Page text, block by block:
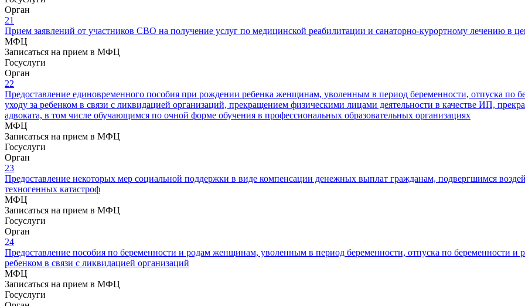
Орган
21
Прием заявлений от участников СВО на получение услуг по медицинской реабилитации и санаторно-курортному лечению в
МФЦ
Записаться на прием в МФЦ
Госуслуги
Орган
22
Предоставление единовременного пособия при рождении ребенка женщинам, уволенным в период беременности, отпуска по
уходу за ребенком в связи с ликвидацией организаций, прекращением физическими лицами деятельности в качестве ИП,
адвоката, в том числе обучающимся по очной форме обучения в профессиональных образовательных организациях
МФЦ
Записаться на прием в МФЦ
Госуслуги
Орган
23
Предоставление некоторых мер социальной поддержки в виде компенсации денежных выплат гражданам, подвергшимся
техногенных катастроф
МФЦ
Записаться на прием в МФЦ
Госуслуги
Орган
24
Предоставление пособия по беременности и родам женщинам, уволенным в период беременности, отпуска по беременности и
ребенком в связи с ликвидацией организаций
МФЦ
Записаться на прием в МФЦ
Госуслуги